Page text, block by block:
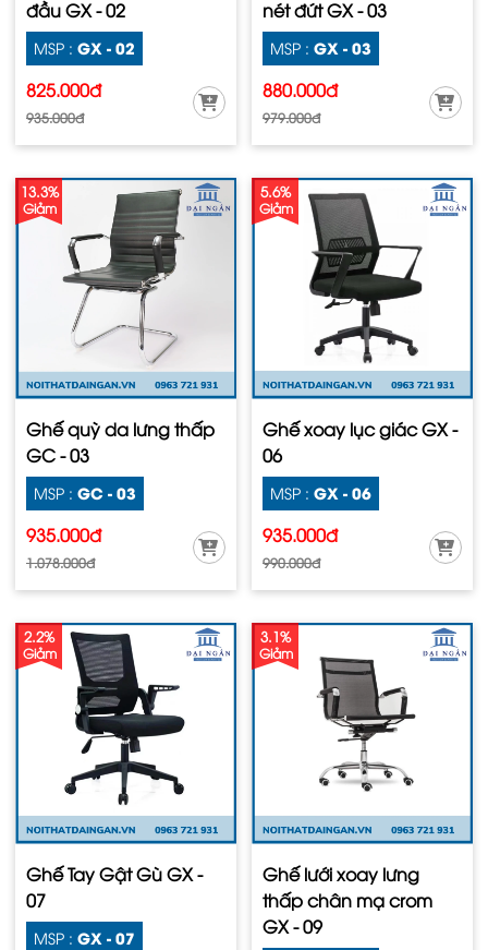
đầu GX - 02
MSP : GX - 02
825.000đ
935.000đ
nét đứt GX - 03
MSP : GX - 03
880.000đ
979.000đ
13.3%
Giảm
Ghế quỳ da lưng thấp
GC - 03
MSP : GC - 03
935.000đ
1.078.000đ
5.6%
Giảm
Ghế xoay lục giác GX -
06
MSP : GX - 06
935.000đ
990.000đ
2.2%
Giảm
Ghế Tay Gật Gù GX -
07
MSP : GX - 07
3.1%
Giảm
Ghế lưới xoay lưng
thấp chân mạ crom
GX - 09